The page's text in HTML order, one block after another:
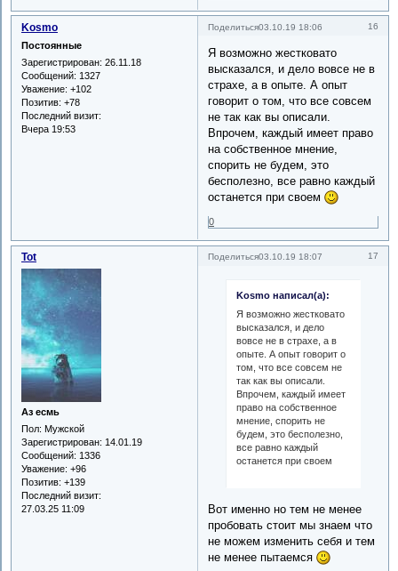
Поделиться 16
03.10.19 18:06
Kosmo
Постоянные
Зарегистрирован: 26.11.18
Сообщений: 1327
Уважение: +102
Позитив: +78
Последний визит:
Вчера 19:53
Я возможно жестковато
высказался, и дело вовсе не в
страхе, а в опыте. А опыт
говорит о том, что все совсем
не так как вы описали.
Впрочем, каждый имеет право
на собственное мнение,
спорить не будем, это
бесполезно, все равно каждый
останется при своем
0
Поделиться 17
03.10.19 18:07
Tot
Аз есмь
Пол: Мужской
Зарегистрирован: 14.01.19
Сообщений: 1336
Уважение: +96
Позитив: +139
Последний визит:
27.03.25 11:09
Kosmo написал(а):
Я возможно жестковато
высказался, и дело
вовсе не в страхе, а в
опыте. А опыт говорит о
том, что все совсем не
так как вы описали.
Впрочем, каждый имеет
право на собственное
мнение, спорить не
будем, это бесполезно,
все равно каждый
останется при своем
Вот именно но тем не менее
пробовать стоит мы знаем что
не можем изменить себя и тем
не менее пытаемся